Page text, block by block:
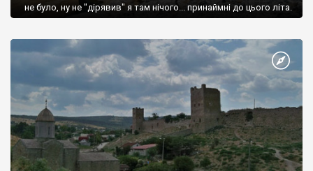
не було, ну не "дірявив" я там нічого... принаймні до цього літа.